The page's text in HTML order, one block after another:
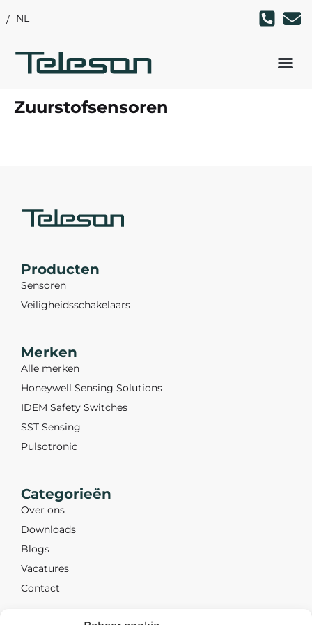
NL
Zuurstofsensoren
Producten
Sensoren
Veiligheidsschakelaars
Merken
Alle merken
Honeywell Sensing Solutions
IDEM Safety Switches
SST Sensing
Pulsotronic
Categorieën
Over ons
Downloads
Blogs
Vacatures
Contact